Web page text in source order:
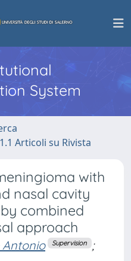
System
1.1 Articoli su Rivista
with
nasal cavity
combined
approach
Antonio Supervision ;